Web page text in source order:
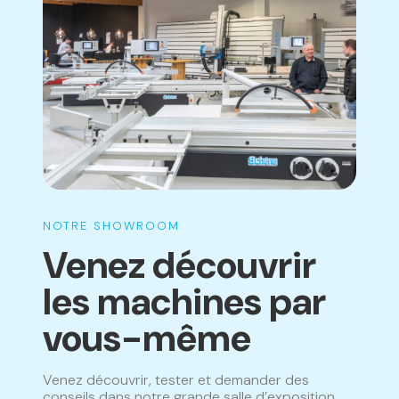
personnalisées ou les marchandises qui disparaissent de
notre gamme ne sont donc pas inclus.
NOTRE SHOWROOM
Venez découvrir
les machines par
vous-même
Venez découvrir, tester et demander des